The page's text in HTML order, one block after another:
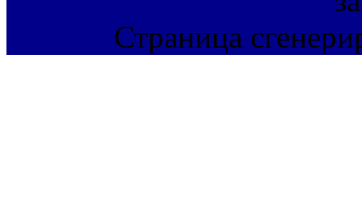
Страница